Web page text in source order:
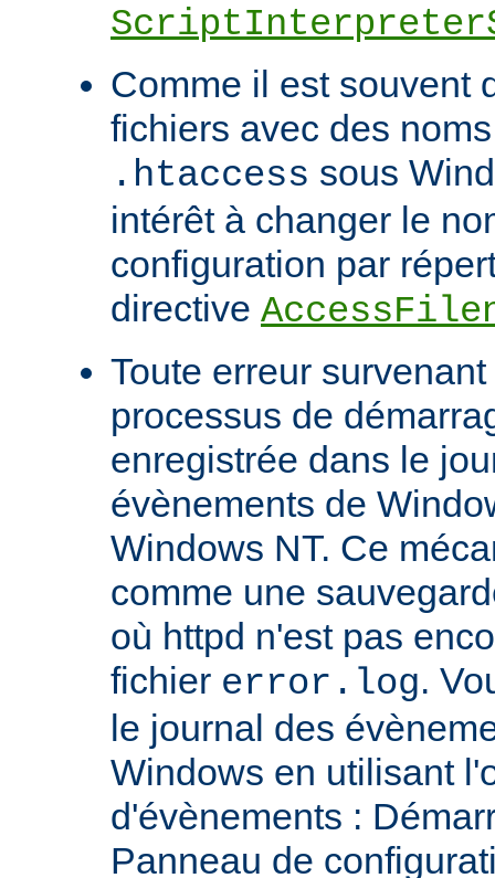
Comme il est souvent
fichiers avec des
.htaccess sous
intérêt à changer le
configuration par
directive
Toute erreur
processus de
enregistrée dans le
évènements de
Windows NT. Ce
comme une
où httpd n'est pas
fichier error.log.
le journal des
Windows en utilisant
d'évènements :
Panneau de